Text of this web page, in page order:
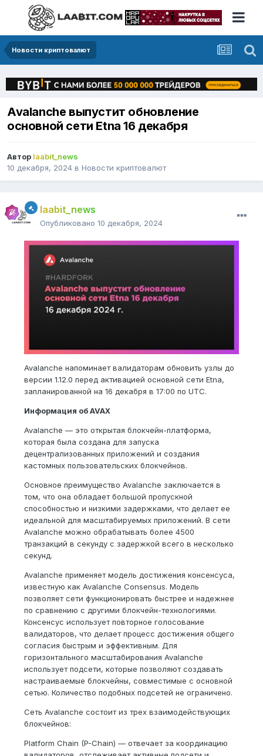
Новости криптовалют
Avalanche выпустит обновление
основной сети Etna 16 декабря
Автор laabit_news
10 декабря, 2024 в Новости криптовалют
laabit_news
Опубликовано 10 декабря, 2024
Avalanche напоминает валидаторам обновить узлы до
версии 1.12.0 перед активацией основной сети Etna,
запланированной на 16 декабря в 17:00 по UTC.
Информация об AVAX
Avalanche — это открытая блокчейн-платформа,
которая была создана для запуска
децентрализованных приложений и создания
кастомных пользовательских блокчейнов.
Основное преимущество Avalanche заключается в
том, что она обладает большой пропускной
способностью и низкими задержками, что делает ее
идеальной для масштабируемых приложений. В сети
Avalanche можно обрабатывать более 4500
транзакций в секунду с задержкой всего в несколько
секунд.
Avalanche применяет модель достижения консенсуса,
известную как Avalanche Consensus. Модель
позволяет сети функционировать быстрее и надежнее
по сравнению с другими блокчейн-технологиями.
Консенсус использует повторное голосование
валидаторов, что делает процесс достижения общего
согласия быстрым и эффективным. Для
горизонтального масштабирования Avalanche
использует подсети, которые позволяют создавать
настраиваемые блокчейны, совместимые с основной
сетью. Количество подобных подсетей не ограничено.
Сеть Avalanche состоит из трех взаимодействующих
блокчейнов:
Platform Chain (P-Chain) — отвечает за координацию